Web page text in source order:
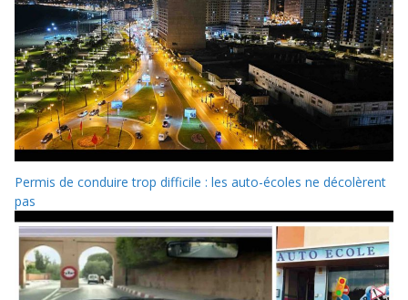
Permis de conduire trop difficile : les auto-écoles ne décolèrent
pas